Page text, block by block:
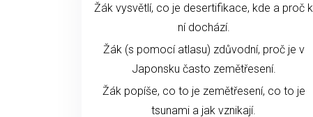
Žák vysvětlí, co je desertifikace, kde a proč k
ní dochází.
Žák (s pomocí atlasu) zdůvodní, proč je v
Japonsku často zemětřesení.
Žák popíše, co to je zemětřesení, co to je
tsunami a jak vznikají.